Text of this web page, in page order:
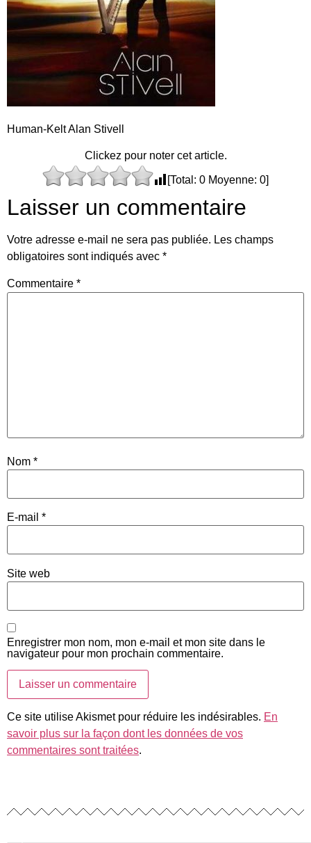
Human-Kelt Alan Stivell
Clickez pour noter cet article.
[Total: 0 Moyenne: 0]
Laisser un commentaire
Votre adresse e-mail ne sera pas publiée. Les champs
obligatoires sont indiqués avec *
Commentaire *
Nom *
E-mail *
Site web
Enregistrer mon nom, mon e-mail et mon site dans le
navigateur pour mon prochain commentaire.
Ce site utilise Akismet pour réduire les indésirables. En
savoir plus sur la façon dont les données de vos
commentaires sont traitées.